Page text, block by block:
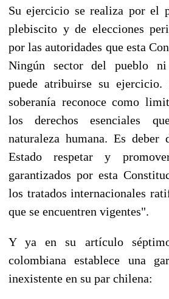
Su ejercicio se realiza por el
plebiscito y de elecciones
por las autoridades que esta
Ningún sector del pueblo
puede atribuirse su
soberanía reconoce como
los derechos esenciales
naturaleza humana. Es deber
Estado respetar y
garantizados por esta
los tratados internacionales
que se encuentren vigentes".
Y ya en su artículo
colombiana establece una
inexistente en su par chilena: